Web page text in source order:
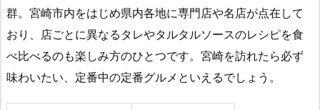
群。宮崎市内をはじめ県内各地に専門店や名店が点在して
おり、店ごとに異なるタレやタルタルソースのレシピを食
べ比べるのも楽しみ方のひとつです。宮崎を訪れたら必ず
味わいたい、定番中の定番グルメといえるでしょう。